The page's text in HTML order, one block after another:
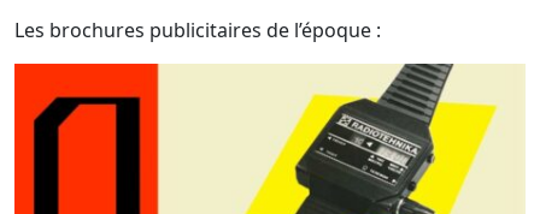
Les brochures publicitaires de l’époque :